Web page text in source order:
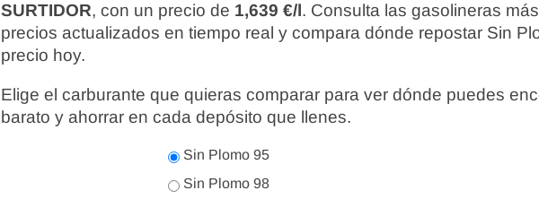
SURTIDOR, con un precio de 1,639 €/l. Consulta las gasolineras
precios actualizados en tiempo real y compara dónde repostar Sin
precio hoy.
Elige el carburante que quieras comparar para ver dónde puedes
barato y ahorrar en cada depósito que llenes.
Sin Plomo 95
Sin Plomo 98